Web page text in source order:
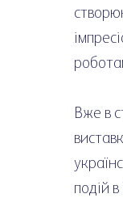
Вже в
подій